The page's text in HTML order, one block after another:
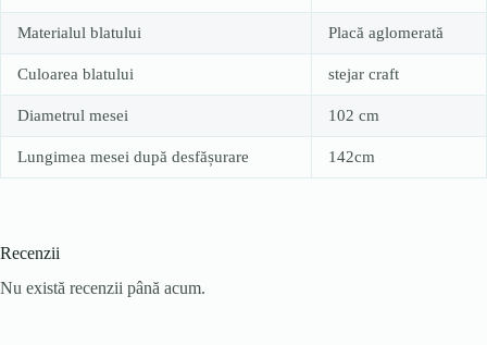
Materialul blatului Placă aglomerată
Culoarea blatului stejar craft
Diametrul mesei 102 cm
Lungimea mesei după desfășurare 142cm
Recenzii
Nu există recenzii până acum.